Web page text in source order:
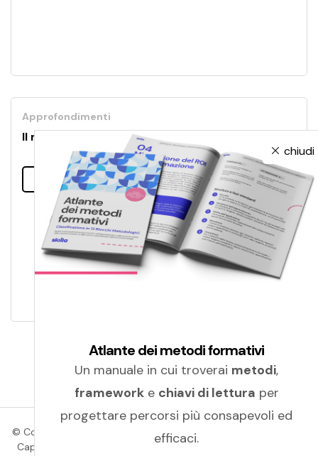
Approfondimenti
Il mobile Learning: 3 regole per iniziare
Leggi tutto
© Copyright 2026 Amicucci Formazione | P.IVA 01405830439 |
Cap. Soc.: Euro 100.000,00 (i.v.) | C.C.I.A.A. (Macerata) | R.E.A.
chiudi
Atlante dei metodi formativi
Un manuale in cui troverai metodi,
frameworke chiavi di lettura per
progettare percorsi più consapevoli ed
efficaci.